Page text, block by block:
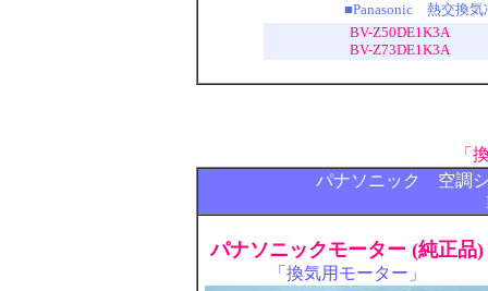
■Panasonic 熱交換
BV-Z50DE1K3A
BV-Z73DE1K3A
「
パナソニック 空調
パナソニックモーター (純正品)
「換気用モーター」